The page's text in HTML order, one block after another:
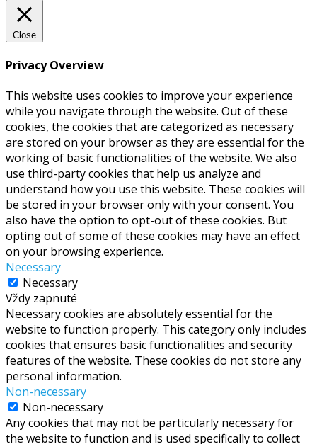
Close
Privacy Overview
This website uses cookies to improve your experience
while you navigate through the website. Out of these
cookies, the cookies that are categorized as necessary
are stored on your browser as they are essential for the
working of basic functionalities of the website. We also
use third-party cookies that help us analyze and
understand how you use this website. These cookies will
be stored in your browser only with your consent. You
also have the option to opt-out of these cookies. But
opting out of some of these cookies may have an effect
on your browsing experience.
Necessary
Necessary
Vždy zapnuté
Necessary cookies are absolutely essential for the
website to function properly. This category only includes
cookies that ensures basic functionalities and security
features of the website. These cookies do not store any
personal information.
Non-necessary
Non-necessary
Any cookies that may not be particularly necessary for
the website to function and is used specifically to collect